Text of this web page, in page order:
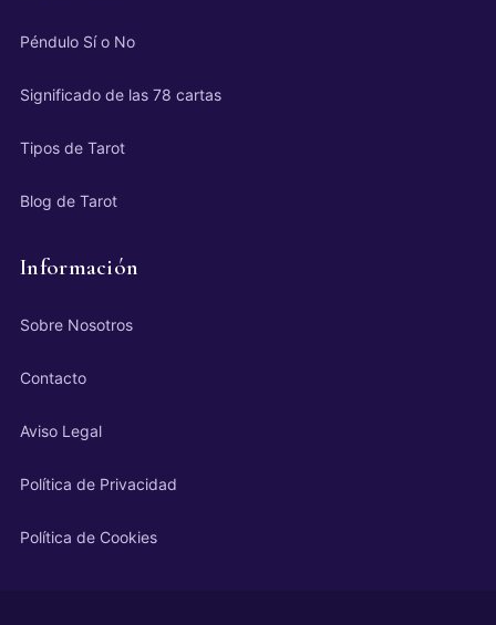
Péndulo Sí o No
Significado de las 78 cartas
Tipos de Tarot
Blog de Tarot
Información
Sobre Nosotros
Contacto
Aviso Legal
Política de Privacidad
Política de Cookies